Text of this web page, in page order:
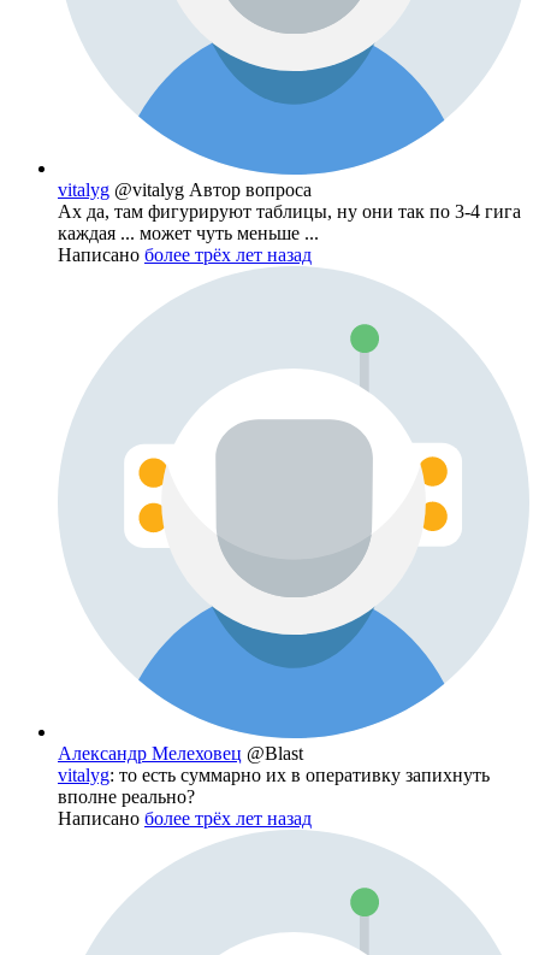
vitalyg @vitalyg Автор вопроса
Ах да, там фигурируют таблицы, ну они так по 3-4 гига
каждая ... может чуть меньше ...
Написано более трёх лет назад
Александр Мелеховец @Blast
vitalyg: то есть суммарно их в оперативку запихнуть
вполне реально?
Написано более трёх лет назад